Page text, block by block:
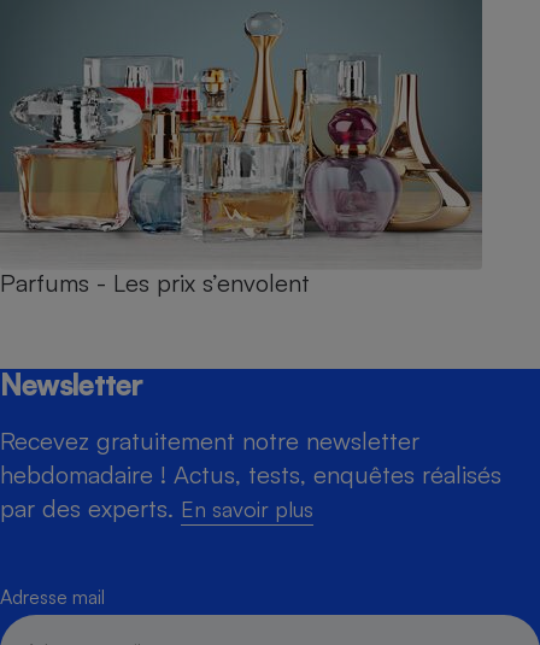
Parfums - Les prix s’envolent
Newsletter
Recevez gratuitement notre newsletter
hebdomadaire ! Actus, tests, enquêtes réalisés
par des experts. En savoir plus
Adresse mail